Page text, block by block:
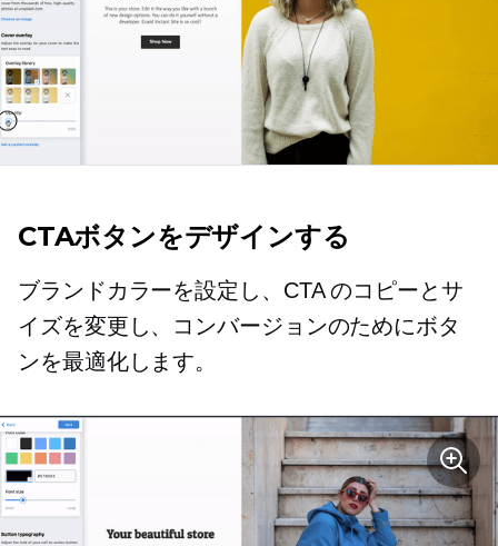
CTAボタンをデザインする
ブランドカラーを設定し、CTA のコピーとサ
イズを変更し、コンバージョンのためにボタ
ンを最適化します。